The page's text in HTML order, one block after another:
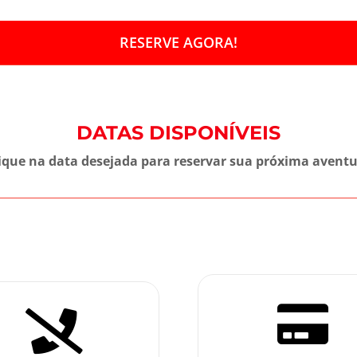
RESERVE AGORA!
DATAS DISPONÍVEIS
na data desejada para reservar sua próxima